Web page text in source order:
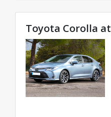
Toyota Corolla at